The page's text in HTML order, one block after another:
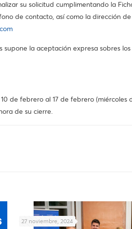
su solicitud cumplimentando la
de contacto, así como la dirección
la aceptación expresa sobres
de febrero al 17 de febrero (miércoles
de su cierre.
27 noviembre, 2024